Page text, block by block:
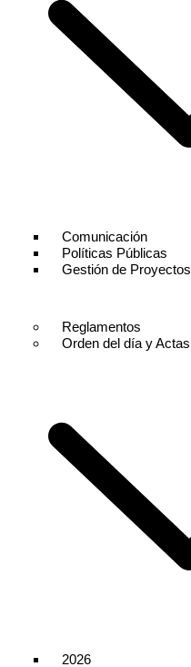
Comunicación
Políticas Públicas
Gestión de Proyectos
Reglamentos
Orden del día y Actas
2026